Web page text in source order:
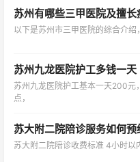
苏州有哪些三甲医院及擅长
以下是苏州市三甲医院的综合介
苏州九龙医院护工多钱一天
苏州九龙医院护工基本一天200元
点，
苏大附二院陪诊服务如何预
苏大附二院陪诊收费标准‌ 4小时